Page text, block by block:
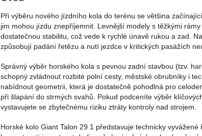
Při výběru nového jízdního kola do terénu se většina
jim mohou jízdu znepříjemnit. Levnější modely s těžkými
dostatečnou stabilitu, což vede k rychlé únavě rukou a zad.
způsobují padání řetězu a nutí jezdce v kritických pasážích
Správný výběr horského kola s pevnou zadní stavbou (tzv.
schopný zvládnout rozbité polní cesty, městské obrubníky i
nabídnout geometrii, která je dostatečně pohodlná pro
při šlapání do strmých svahů. Pokud podceníte výběr
vystavujete se zbytečnému riziku ztráty kontroly nad strojem.
Horské kolo Giant Talon 29 1 představuje technicky